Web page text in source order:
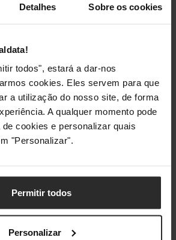
Detalhes Sobre os cookies
todos", estará a dar-nos
cookies. Eles servem para que
a utilização do nosso site, de forma
A qualquer momento pode
cookies e personalizar quais
"Personalizar".
Permitir todos
Personalizar
Plataforma